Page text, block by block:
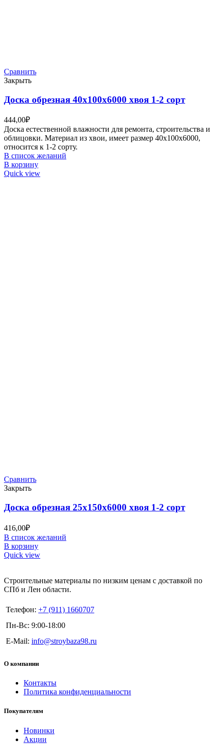
Сравнить
Закрыть
Доска обрезная 40х100х6000 хвоя 1-2 сорт
444,00₽
Доска естественной влажности для ремонта, строительства и
облицовки. Материал из хвои, имеет размер 40х100х6000,
относится к 1-2 сорту.
В список желаний
В корзину
Quick view
Сравнить
Закрыть
Доска обрезная 25х150х6000 хвоя 1-2 сорт
416,00₽
В список желаний
В корзину
Quick view
Строительные материалы по низким ценам с доставкой по
СПб и Лен области.
Телефон: +7 (911) 1660707
Пн-Вс: 9:00-18:00
E-Mail: info@stroybaza98.ru
О компании
Контакты
Политика конфиденциальности
Покупателям
Новинки
Акции